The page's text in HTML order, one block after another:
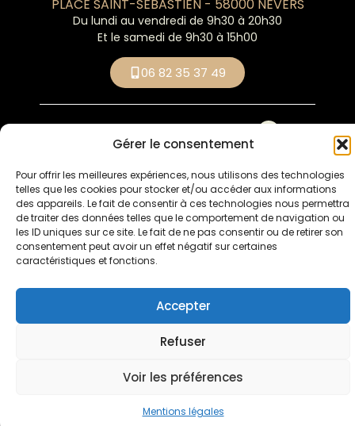
Gérer le consentement
Pour offrir les meilleures expériences, nous utilisons des technologies
telles que les cookies pour stocker et/ou accéder aux informations
des appareils. Le fait de consentir à ces technologies nous permettra
de traiter des données telles que le comportement de navigation ou
les ID uniques sur ce site. Le fait de ne pas consentir ou de retirer son
consentement peut avoir un effet négatif sur certaines
caractéristiques et fonctions.
Accepter
Refuser
Voir les préférences
Mentions légales
PLACE SAINT-SÉBASTIEN - 58000 NEVERS
Du lundi au vendredi de 9h30 à 20h30
Et le samedi de 9h30 à 15h00
06 82 35 37 49
Quedeville